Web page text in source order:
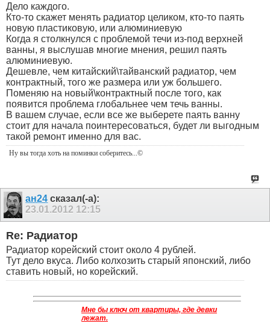
Дело каждого.
Кто-то скажет менять радиатор целиком, кто-то паять
новую пластиковую, или алюминиевую
Когда я столкнулся с проблемой течи из-под верхней
ванны, я выслушав многие мнения, решил паять
алюминиевую.
Дешевле, чем китайский\тайванский радиатор, чем
контрактный, того же размера или уж большего.
Поменяю на новый\контрактный после того, как
появится проблема глобальнее чем течь ванны.
В вашем случае, если все же выберете паять ванну
стоит для начала поинтересоваться, будет ли выгодным
такой ремонт именно для вас.
Ну вы тогда хоть на поминки соберитесь ...©
ан24 сказал(-а):
23.01.2012 12:15
Re: Радиатор
Радиатор корейский стоит около 4 рублей.
Тут дело вкуса. Либо колхозить старый японский, либо
ставить новый, но корейский.
Мне бы ключ от квартиры, где девки
лежат.